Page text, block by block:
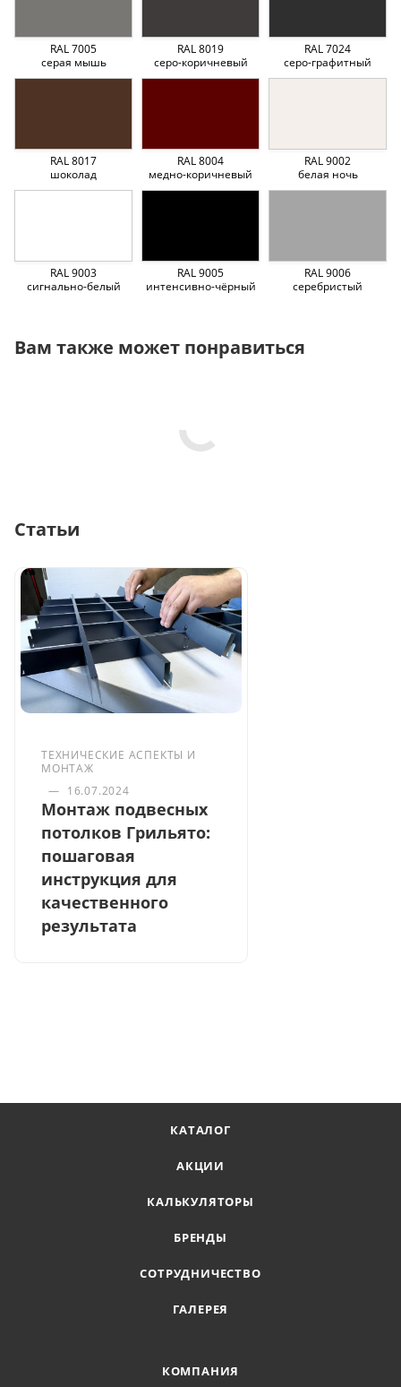
RAL 7005
серая мышь
RAL 8019
серо-коричневый
RAL 7024
серо-графитный
RAL 8017
шоколад
RAL 8004
медно-коричневый
RAL 9002
белая ночь
RAL 9003
сигнально-белый
RAL 9005
интенсивно-чёрный
RAL 9006
серебристый
Вам также может понравиться
Статьи
ТЕХНИЧЕСКИЕ АСПЕКТЫ И
МОНТАЖ
— 16.07.2024
Монтаж подвесных
потолков Грильято:
пошаговая
инструкция для
качественного
результата
КАТАЛОГ
АКЦИИ
КАЛЬКУЛЯТОРЫ
БРЕНДЫ
СОТРУДНИЧЕСТВО
ГАЛЕРЕЯ
КОМПАНИЯ